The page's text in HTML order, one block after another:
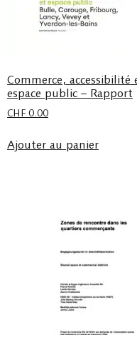
Commerce, accessibilité
espace public – Rapport
CHF 0.00
Ajouter au panier